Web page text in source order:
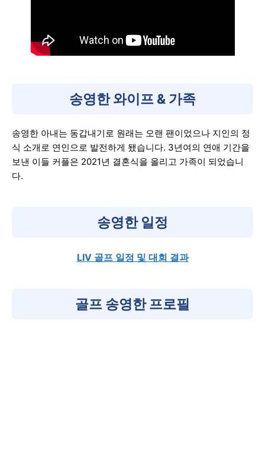
송영한 와이프 & 가족
송영한 아내는 동갑내기로 원래는 오랜 팬이었으나 지인의 정
식 소개로 연인으로 발전하게 됐습니다. 3년여의 연애 기간을
보낸 이들 커플은 2021년 결혼식을 올리고 가족이 되었습니
다.
송영한 일정
LIV 골프 일정 및 대회 결과
골프 송영한 프로필